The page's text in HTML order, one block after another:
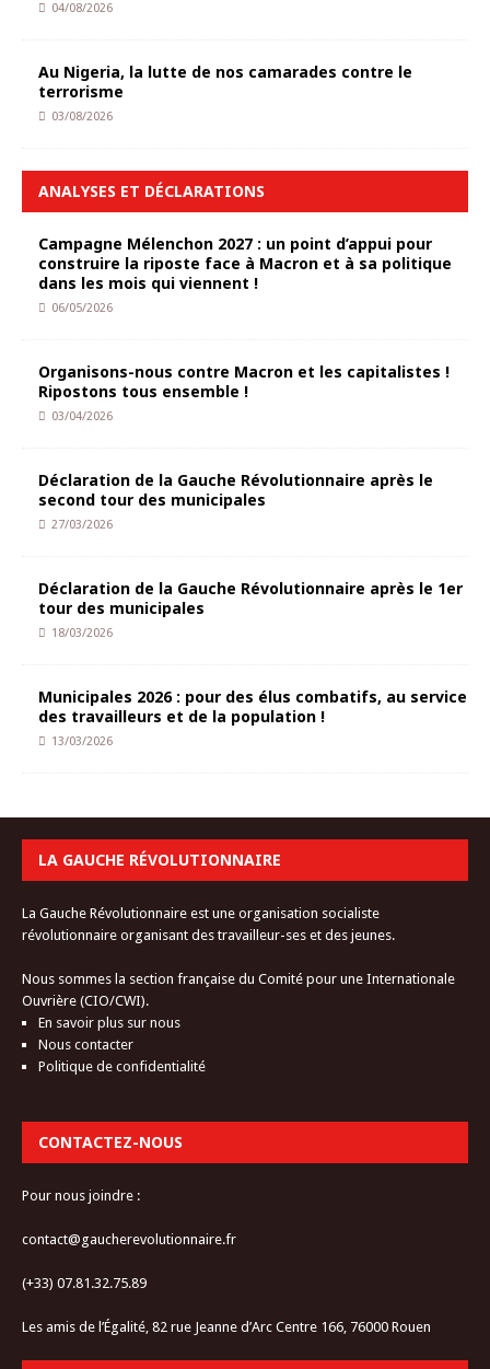
04/08/2026
Au Nigeria, la lutte de nos camarades contre le
terrorisme
03/08/2026
ANALYSES ET DÉCLARATIONS
Campagne Mélenchon 2027 : un point d’appui pour
construire la riposte face à Macron et à sa politique
dans les mois qui viennent !
06/05/2026
Organisons-nous contre Macron et les capitalistes !
Ripostons tous ensemble !
03/04/2026
Déclaration de la Gauche Révolutionnaire après le
second tour des municipales
27/03/2026
Déclaration de la Gauche Révolutionnaire après le 1er
tour des municipales
18/03/2026
Municipales 2026 : pour des élus combatifs, au service
des travailleurs et de la population !
13/03/2026
LA GAUCHE RÉVOLUTIONNAIRE
La Gauche Révolutionnaire est une organisation socialiste
révolutionnaire organisant des travailleur-ses et des jeunes.
Nous sommes la section française du Comité pour une Internationale
Ouvrière (CIO/CWI).
En savoir plus sur nous
Nous contacter
Politique de confidentialité
CONTACTEZ-NOUS
Pour nous joindre :
contact@gaucherevolutionnaire.fr
(+33) 07.81.32.75.89
Les amis de l’Égalité, 82 rue Jeanne d’Arc Centre 166, 76000 Rouen